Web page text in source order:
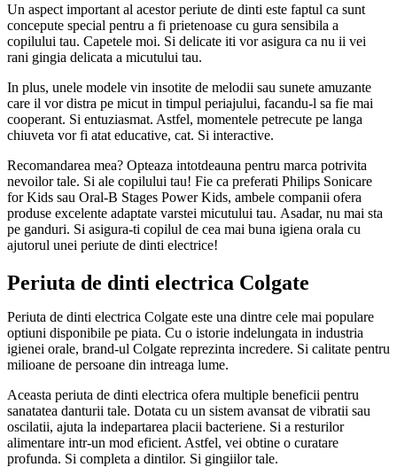
Un aspect important al acestor periute de dinti este faptul ca sunt
concepute special pentru a fi prietenoase cu gura sensibila a
copilului tau. Capetele moi. Si delicate iti vor asigura ca nu ii vei
rani gingia delicata a micutului tau.
In plus, unele modele vin insotite de melodii sau sunete amuzante
care il vor distra pe micut in timpul periajului, facandu-l sa fie mai
cooperant. Si entuziasmat. Astfel, momentele petrecute pe langa
chiuveta vor fi atat educative, cat. Si interactive.
Recomandarea mea? Opteaza intotdeauna pentru marca potrivita
nevoilor tale. Si ale copilului tau! Fie ca preferati Philips Sonicare
for Kids sau Oral-B Stages Power Kids, ambele companii ofera
produse excelente adaptate varstei micutului tau. Asadar, nu mai sta
pe ganduri. Si asigura-ti copilul de cea mai buna igiena orala cu
ajutorul unei periute de dinti electrice!
Periuta de dinti electrica Colgate
Periuta de dinti electrica Colgate este una dintre cele mai populare
optiuni disponibile pe piata. Cu o istorie indelungata in industria
igienei orale, brand-ul Colgate reprezinta incredere. Si calitate pentru
milioane de persoane din intreaga lume.
Aceasta periuta de dinti electrica ofera multiple beneficii pentru
sanatatea danturii tale. Dotata cu un sistem avansat de vibratii sau
oscilatii, ajuta la indepartarea placii bacteriene. Si a resturilor
alimentare intr-un mod eficient. Astfel, vei obtine o curatare
profunda. Si completa a dintilor. Si gingiilor tale.